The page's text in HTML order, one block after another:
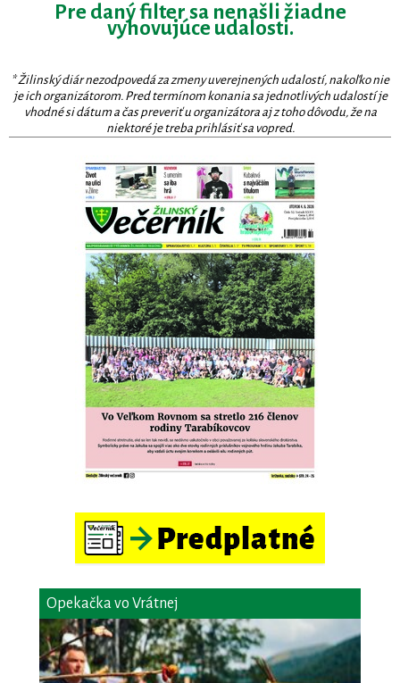
Pre daný filter sa nenašli žiadne
vyhovujúce udalosti.
* Žilinský diár nezodpovedá za zmeny uverejnených udalostí, nakoľko nie
je ich organizátorom. Pred termínom konania sa jednotlivých udalostí je
vhodné si dátum a čas preveriť u organizátora aj z toho dôvodu, že na
niektoré je treba prihlásiť sa vopred.
Opekačka vo Vrátnej